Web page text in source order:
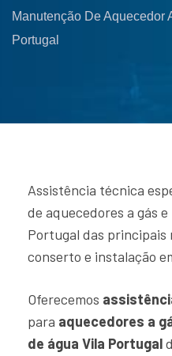
Manutenção De Aquecedor
Portugal
Assistência técnica
de aquecedores a gás
Portugal das principais
conserto e instalação
Oferecemos
para aquecedores a
de água Vila Portugal